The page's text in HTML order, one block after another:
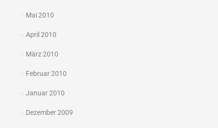
Mai 2010
April 2010
März 2010
Februar 2010
Januar 2010
Dezember 2009